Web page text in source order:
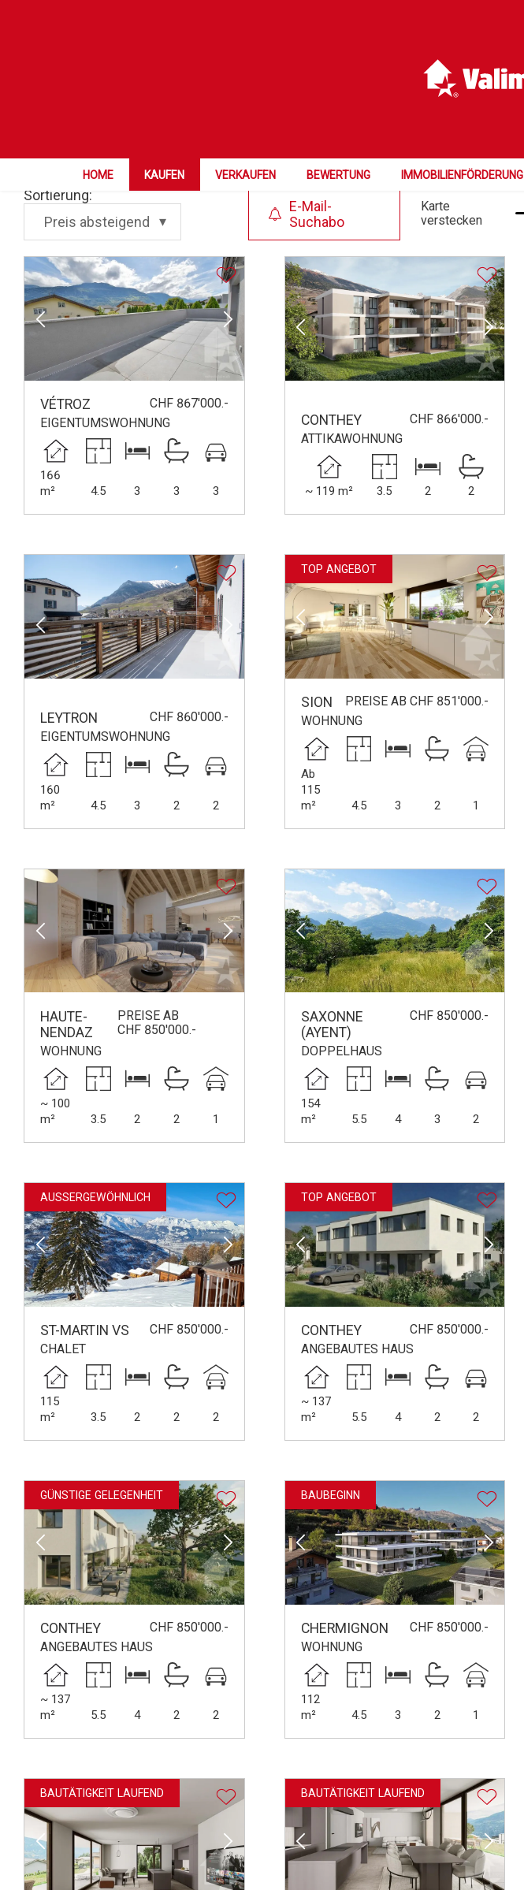
HOME KAUFEN VERKAUFEN BEWERTUNG IMMOBILIENFÖRDERUNG
Sortierung:
Preis absteigend
E-Mail-
Suchabo
Karte
verstecken
VÉTROZ
CHF 867'000.-
EIGENTUMSWOHNUNG
166
m²
4.5 3 3 3
CONTHEY
CHF 866'000.-
ATTIKAWOHNUNG
~ 119 m² 3.5 2 2
LEYTRON
CHF 860'000.-
EIGENTUMSWOHNUNG
160
m²
4.5 3 2 2
TOP ANGEBOT
SION
PREISE AB CHF 851'000.-
WOHNUNG
Ab
115
m²
4.5 3 2 1
HAUTE-
NENDAZ
PREISE AB
CHF 850'000.-
WOHNUNG
~ 100
m²
3.5 2 2 1
SAXONNE
(AYENT)
CHF 850'000.-
DOPPELHAUS
154
m²
5.5 4 3 2
AUSSERGEWÖHNLICH
ST-MARTIN VS
CHF 850'000.-
CHALET
115
m²
3.5 2 2 2
TOP ANGEBOT
CONTHEY
CHF 850'000.-
ANGEBAUTES HAUS
~ 137
m²
5.5 4 2 2
GÜNSTIGE GELEGENHEIT
CONTHEY
CHF 850'000.-
ANGEBAUTES HAUS
~ 137
m²
5.5 4 2 2
BAUBEGINN
CHERMIGNON
CHF 850'000.-
WOHNUNG
112
m²
4.5 3 2 1
BAUTÄTIGKEIT LAUFEND BAUTÄTIGKEIT LAUFEND